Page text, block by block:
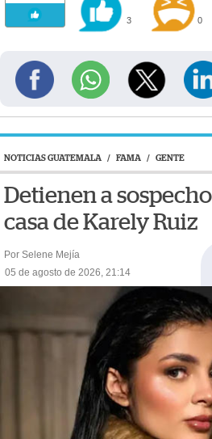
3 0
NOTICIAS GUATEMALA / FAMA / GENTE
Detienen a
casa de Karely Ruiz
Por Selene Mejía
05 de agosto de 2026, 21:14